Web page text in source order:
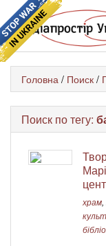
Головна / Поиск /
Поиск по тегу:
храм,